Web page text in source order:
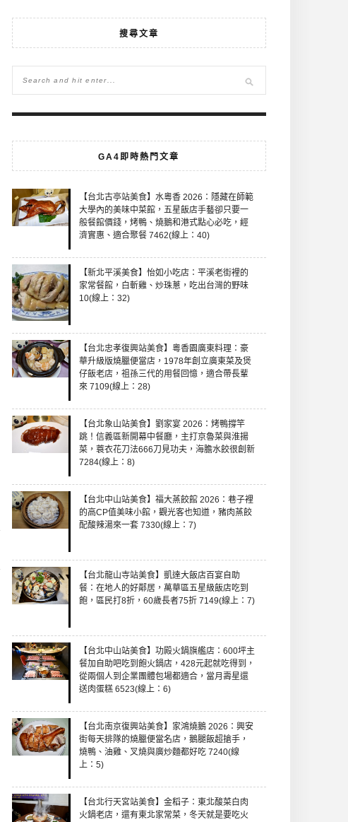
搜尋文章
GA4即時熱門文章
【台北古亭站美食】水粵香 2026：隱藏在師範
大學內的美味中菜館，五星飯店手藝卻只要一
般餐館價錢，烤鴨、燒鵝和港式點心必吃，經
濟實惠、適合聚餐 7462(線上：40)
【新北平溪美食】怡如小吃店：平溪老街裡的
家常餐館，白斬雞、炒珠蔥，吃出台灣的野味
10(線上：32)
【台北忠孝復興站美食】粵香園廣東料理：豪
華升級版燒臘便當店，1978年創立廣東菜及煲
仔飯老店，祖孫三代的用餐回憶，適合帶長輩
來 7109(線上：28)
【台北象山站美食】劉家宴 2026：烤鴨撐竿
跳！信義區新開幕中餐廳，主打京魯菜與淮揚
菜，蓑衣花刀法666刀見功夫，海膽水餃很創新
7284(線上：8)
【台北中山站美食】福大蒸餃館 2026：巷子裡
的高CP值美味小館，觀光客也知道，豬肉蒸餃
配酸辣湯來一套 7330(線上：7)
【台北龍山寺站美食】凱達大飯店百宴自助
餐：在地人的好鄰居，萬華區五星級飯店吃到
飽，區民打8折，60歲長者75折 7149(線上：7)
【台北中山站美食】功殿火鍋旗艦店：600坪主
餐加自助吧吃到飽火鍋店，428元起就吃得到，
從兩個人到企業團體包場都適合，當月壽星還
送肉蛋糕 6523(線上：6)
【台北南京復興站美食】家鴻燒鵝 2026：興安
街每天排隊的燒臘便當名店，鵝腿飯超搶手，
燒鴨、油雞、叉燒與廣炒麵都好吃 7240(線
上：5)
【台北行天宮站美食】金稻子：東北酸菜白肉
火鍋老店，還有東北家常菜，冬天就是要吃火